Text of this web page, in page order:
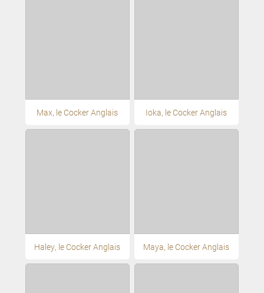
Max, le Cocker Anglais Ioka, le Cocker Anglais
Haley, le Cocker Anglais Maya, le Cocker Anglais